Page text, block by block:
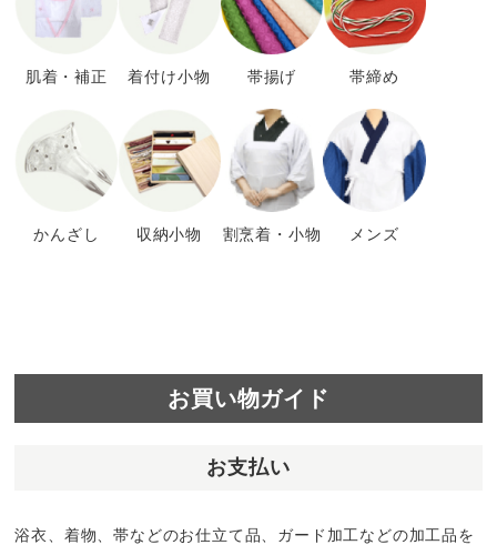
肌着・補正 着付け小物 帯揚げ 帯締め
かんざし 収納小物 割烹着・小物 メンズ
お買い物ガイド
お支払い
浴衣、着物、帯などのお仕立て品、ガード加工などの加工品を